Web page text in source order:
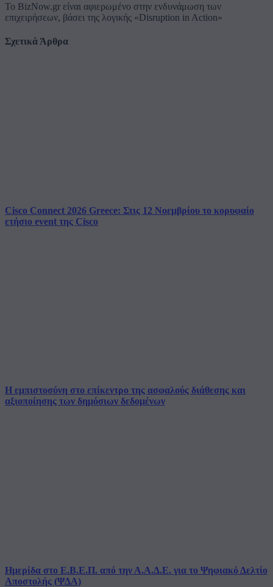
Το BizNow.gr είναι αφιερωμένο στην ενδυνάμωση των
επιχειρήσεων, βάσει της λογικής «Disruption in Action»
Σχετικά Άρθρα
Cisco Connect 2026 Greece: Στις 12 Νοεμβρίου το κορυφαίο
ετήσιο event της Cisco
Η εμπιστοσύνη στο επίκεντρο της ασφαλούς διάθεσης και
αξιοποίησης των δημόσιων δεδομένων
Ημερίδα στο Ε.Β.Ε.Π. από την Α.Α.Δ.Ε. για το Ψηφιακό Δελτίο
Αποστολής (ΨΔΑ)